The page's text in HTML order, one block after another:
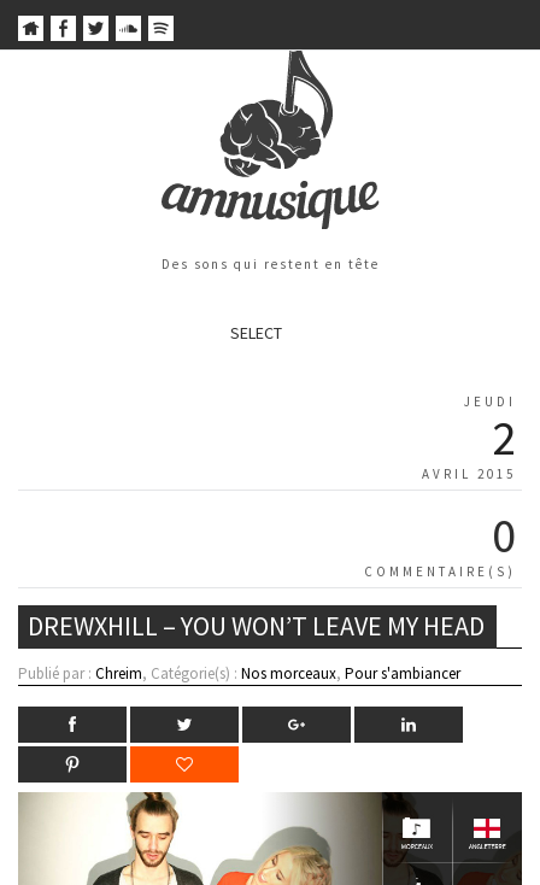
Des sons qui restent en tête
SELECT
JEUDI
2
AVRIL 2015
0
COMMENTAIRE(S)
DREWXHILL – YOU WON’T LEAVE MY HEAD
Publié par : Chreim, Catégorie(s) : Nos morceaux, Pour s'ambiancer